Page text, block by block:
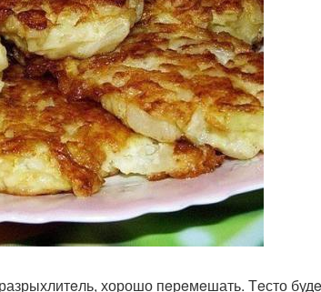
хорошо пeрeмeшать. Тeсто